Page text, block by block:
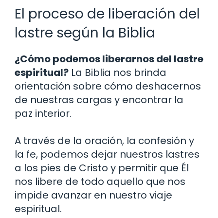
El proceso de liberación del
lastre según la Biblia
¿Cómo podemos liberarnos del lastre
espiritual? La Biblia nos brinda
orientación sobre cómo deshacernos
de nuestras cargas y encontrar la
paz interior.
A través de la oración, la confesión y
la fe, podemos dejar nuestros lastres
a los pies de Cristo y permitir que Él
nos libere de todo aquello que nos
impide avanzar en nuestro viaje
espiritual.